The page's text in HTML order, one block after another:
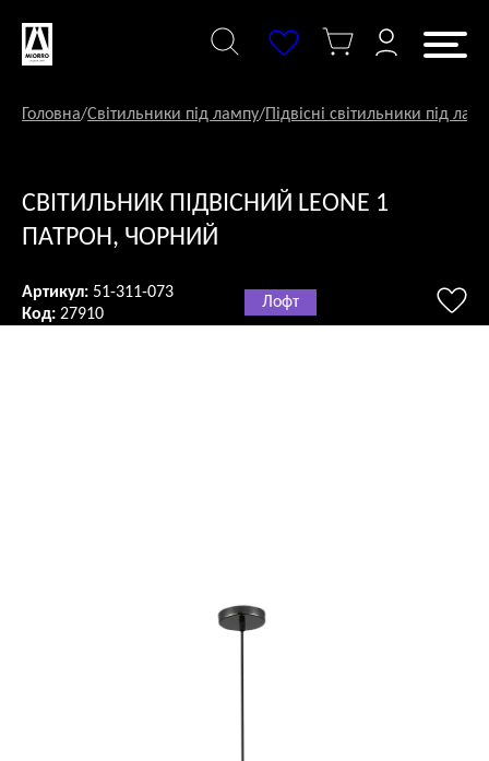
змісту
Головна/Світильники під лампу/ Підвісні світильники під
СВІТИЛЬНИК ПІДВІСНИЙ LEONE 1
ПАТРОН, ЧОРНИЙ
Артикул: 51-311-073
Код: 27910
Лофт